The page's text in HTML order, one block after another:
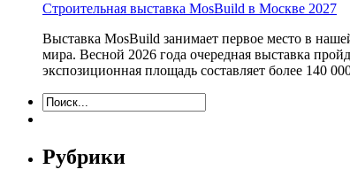
Строительная выставка MosBuild в Москве 2027
Выставка MosBuild занимает первое место в
мира. Весной 2026 года очередная выставка
экспозиционная площадь составляет более 140
Рубрики